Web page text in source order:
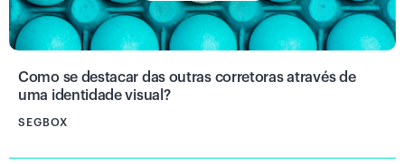
Como se destacar das outras corretoras através de
uma identidade visual?
SEGBOX